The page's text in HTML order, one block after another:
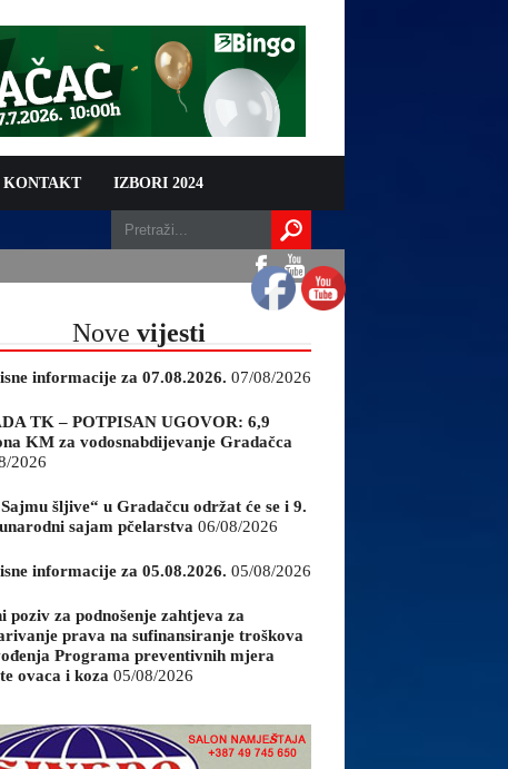
KONTAKT IZBORI 2024
Nove vijesti
informacije za 07.08.2026. 07/08/2026
TK – POTPISAN UGOVOR: 6,9
KM za vodosnabdijevanje Gradačca
2026
šljive“ u Gradačcu održat će se i 9.
sajam pčelarstva 06/08/2026
informacije za 05.08.2026. 05/08/2026
poziv za podnošenje zahtjeva za
prava na sufinansiranje troškova
Programa preventivnih mjera
ovaca i koza 05/08/2026